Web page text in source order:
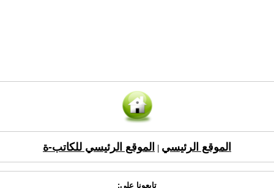
الموقع الرئيسي الموقع الرئيسي للكاتب-ة
تابعونا على: